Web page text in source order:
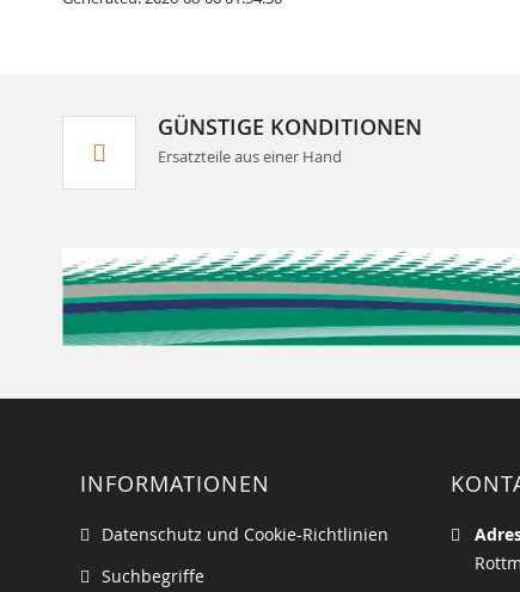
GÜNSTIGE KONDITIONEN
Ersatzteile aus einer Hand
INFORMATIONEN
Datenschutz und Cookie-Richtlinien
Suchbegriffe